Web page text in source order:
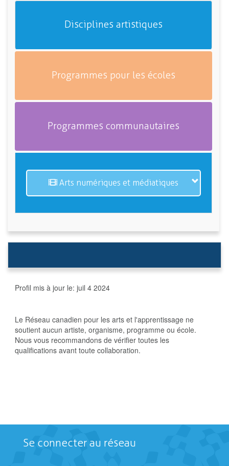
Disciplines artistiques
Programmes pour les écoles
Programmes communautaires
Arts numériques et médiatiques
Profil mis à jour le: juil 4 2024
Le Réseau canadien pour les arts et l'apprentissage ne
soutient aucun artiste, organisme, programme ou école.
Nous vous recommandons de vérifier toutes les
qualifications avant toute collaboration.
Se connecter au réseau